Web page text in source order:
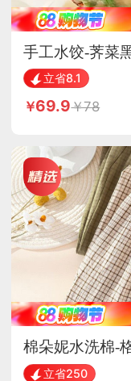
手工水饺-荠菜
（26年新荠菜）
立省8.1
69.9 78
棉朵妮水洗棉-
红 立省250